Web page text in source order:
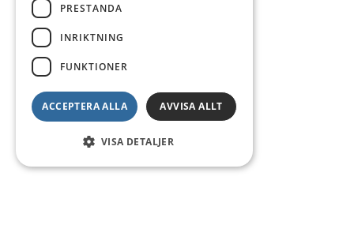
PRESTANDA
INRIKTNING
FUNKTIONER
ACCEPTERA ALLA AVVISA ALLT
VISA DETALJER